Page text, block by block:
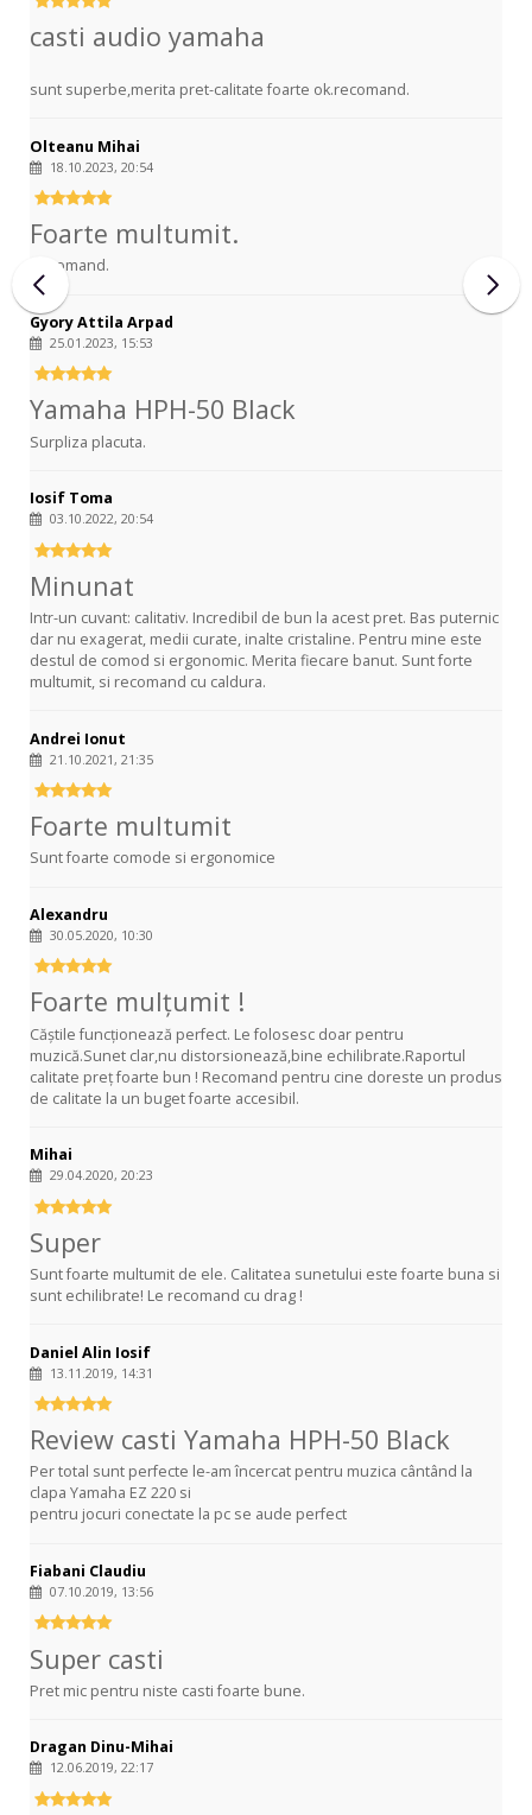
casti audio yamaha
sunt superbe,merita pret-calitate foarte ok.recomand.
Olteanu Mihai
18.10.2023, 20:54
Foarte multumit.
Recomand.
Gyory Attila Arpad
25.01.2023, 15:53
Yamaha HPH-50 Black
Surpliza placuta.
Iosif Toma
03.10.2022, 20:54
Minunat
Intr-un cuvant: calitativ. Incredibil de bun la acest pret. Bas puternic
dar nu exagerat, medii curate, inalte cristaline. Pentru mine este
destul de comod si ergonomic. Merita fiecare banut. Sunt forte
multumit, si recomand cu caldura.
Andrei Ionut
21.10.2021, 21:35
Foarte multumit
Sunt foarte comode si ergonomice
Alexandru
30.05.2020, 10:30
Foarte mulțumit !
Căștile funcționează perfect. Le folosesc doar pentru
muzică.Sunet clar,nu distorsionează,bine echilibrate.Raportul
calitate preț foarte bun ! Recomand pentru cine doreste un produs
de calitate la un buget foarte accesibil.
Mihai
29.04.2020, 20:23
Super
Sunt foarte multumit de ele. Calitatea sunetului este foarte buna si
sunt echilibrate! Le recomand cu drag !
Daniel Alin Iosif
13.11.2019, 14:31
Review casti Yamaha HPH-50 Black
Per total sunt perfecte le-am încercat pentru muzica cântând la
clapa Yamaha EZ 220 si
pentru jocuri conectate la pc se aude perfect
Fiabani Claudiu
07.10.2019, 13:56
Super casti
Pret mic pentru niste casti foarte bune.
Dragan Dinu-Mihai
12.06.2019, 22:17